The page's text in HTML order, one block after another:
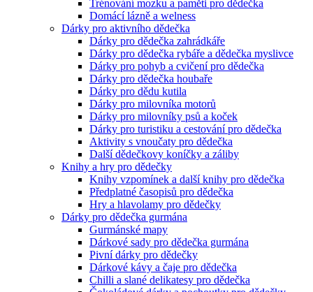
Trénování mozku a paměti pro dědečka
Domácí lázně a welness
Dárky pro aktivního dědečka
Dárky pro dědečka zahrádkáře
Dárky pro dědečka rybáře a dědečka myslivce
Dárky pro pohyb a cvičení pro dědečka
Dárky pro dědečka houbaře
Dárky pro dědu kutila
Dárky pro milovníka motorů
Dárky pro milovníky psů a koček
Dárky pro turistiku a cestování pro dědečka
Aktivity s vnoučaty pro dědečka
Další dědečkovy koníčky a záliby
Knihy a hry pro dědečky
Knihy vzpomínek a další knihy pro dědečka
Předplatné časopisů pro dědečka
Hry a hlavolamy pro dědečky
Dárky pro dědečka gurmána
Gurmánské mapy
Dárkové sady pro dědečka gurmána
Pivní dárky pro dědečky
Dárkové kávy a čaje pro dědečka
Chilli a slané delikatesy pro dědečka